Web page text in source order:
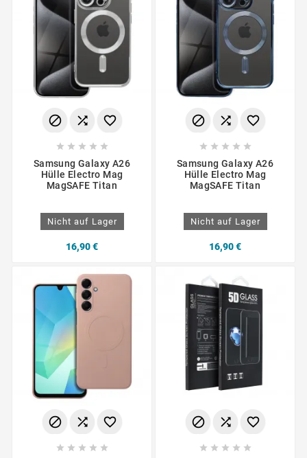
  
    
Samsung Galaxy A26
Hülle Electro Mag
MagSAFE Titan
Nicht auf Lager
16,90 €
  
    
Samsung Galaxy A26
Hülle Electro Mag
MagSAFE Titan
Nicht auf Lager
16,90 €
  
    
  
    